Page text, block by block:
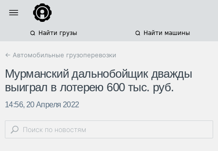
Найти грузы Найти машины
← Автомобильные грузоперевозки
Мурманский дальнобойщик дважды
выиграл в лотерею 600 тыс. руб.
14:56, 20 Апреля 2022